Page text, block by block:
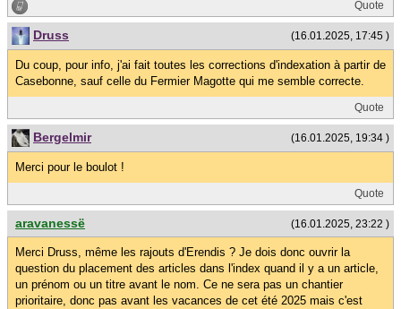
Quote
(16.01.2025, 17:45 )
Druss
Du coup, pour info, j'ai fait toutes les corrections d'indexation à partir de
Casebonne, sauf celle du Fermier Magotte qui me semble correcte.
Quote
(16.01.2025, 19:34 )
Bergelmir
Merci pour le boulot !
Quote
(16.01.2025, 23:22 )
aravanessë
Merci Druss, même les rajouts d'Erendis ? Je dois donc ouvrir la
question du placement des articles dans l'index quand il y a un article,
un prénom ou un titre avant le nom. Ce ne sera pas un chantier
prioritaire, donc pas avant les vacances de cet été 2025 mais c'est